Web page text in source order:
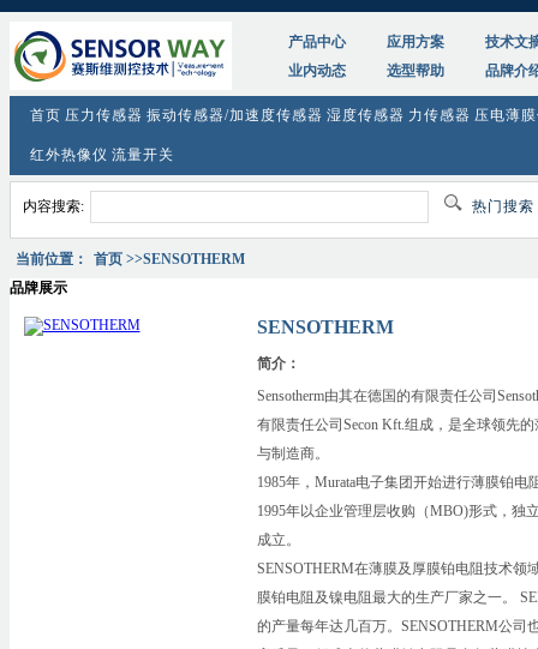
产品中心 应用方案
技术文
业内动态
选型帮助 品牌介
首页 压力传感器 振动传感器/加速度传感器 湿度传感器 力传感器 压电薄
红外热像仪 流量开关
内容搜索: 热门搜索
当前位置： 首页 >>SENSOTHERM
品牌展示
SENSOTHERM
简介：
Sensotherm由其在德国的有限责任公司
有限责任公司Secon Kft.组成，是全球领先
与制造商。
1985年，Murata电子集团开始进行薄膜铂电
1995年以企业管理层收购（MBO)形式，独
成立。
SENSOTHERM在薄膜及厚膜铂电阻技术领
膜铂电阻及镍电阻最大的生产厂家之一。
的产量每年达几百万。SENSOTHERM公司